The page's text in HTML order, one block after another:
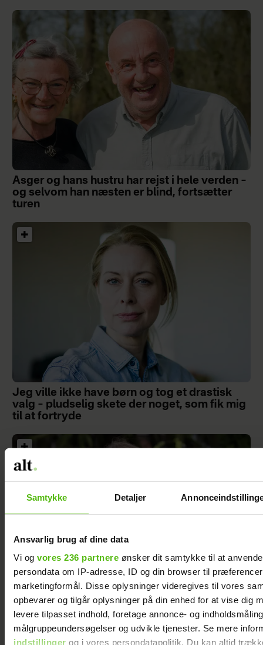
Samtykke Detaljer
Ansvarlig brug af dine data
Vi og vores 236 partnere ønsker dit samtykke til at
persondata om IP-adresse, ID og din browser til
marketingformål. Disse oplysninger videregives til vores
opbevarer og tilgår oplysninger på din enhed for at vise dig
levere tilpasset indhold, foretage annonce- og
målgruppeundersøgelser og udvikle tjenester. Se mere
indstillinger og i vores persondatapolitik. Du kan altid
Asger og hans hustru har rejst i hele verden –
og selvom han næsten er blind, fortsætter
turen
Jeg ville ikke have børn og tog et drastisk
valg – pludselig skete der noget, som fik mig
til at fortryde
Da fødevarepriserne skød i vejret, tog Åsa en
beslutning: ”For 700 kr. om ugen bliver hele
familien mæt”